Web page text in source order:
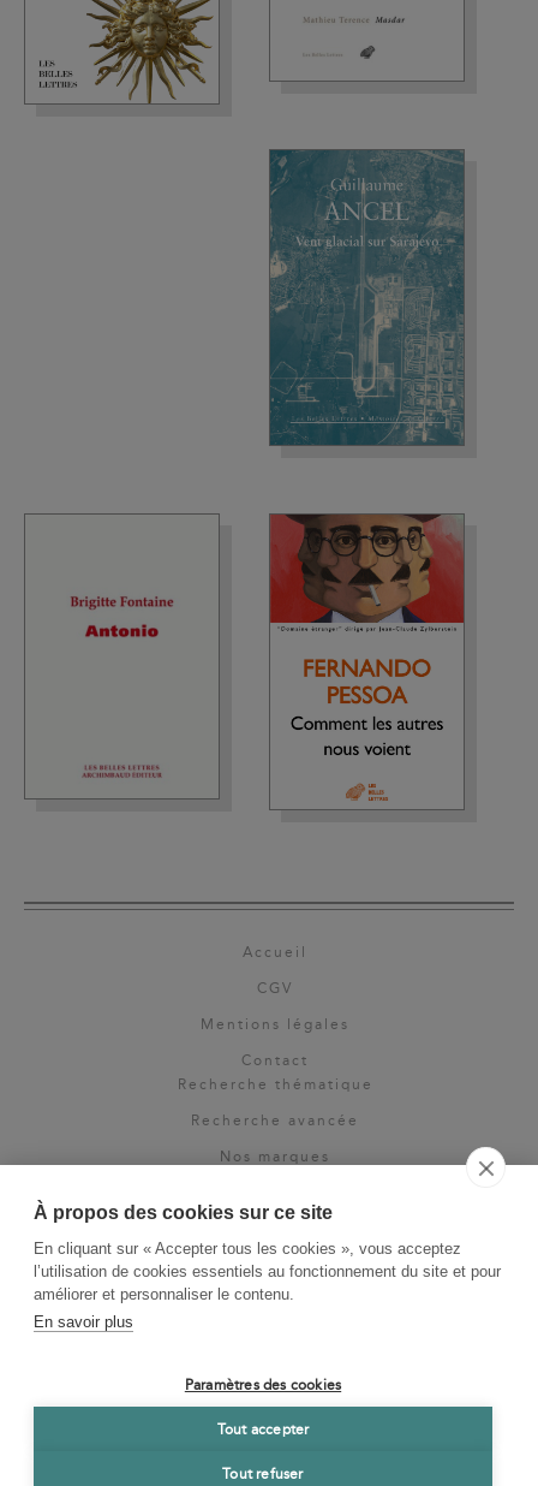
À propos des cookies sur ce site
En cliquant sur « Accepter tous les cookies », vous acceptez
l’utilisation de cookies essentiels au fonctionnement du site et pour
améliorer et personnaliser le contenu.
En savoir plus
Paramètres des cookies
Tout accepter
Tout refuser
Accueil
CGV
Mentions légales
Contact
Recherche thématique
Recherche avancée
Nos marques
Espace pro
Newsletter
La Vie des Classiques